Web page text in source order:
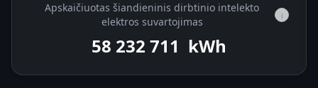
Apskaičiuotas šiandieninis dirbtinio intelekto
elektros suvartojimas
i
58 233 853 kWh